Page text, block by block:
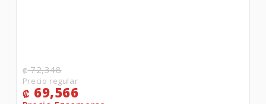
₡72,348
₡ 69,566